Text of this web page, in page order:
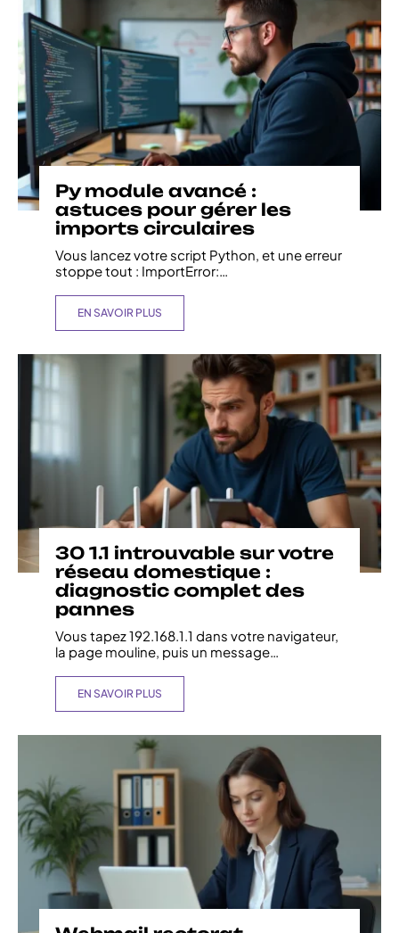
Py module avancé :
astuces pour gérer les
imports circulaires
Vous lancez votre script Python, et une erreur
stoppe tout : ImportError:…
EN SAVOIR PLUS
30 1.1 introuvable sur votre
réseau domestique :
diagnostic complet des
pannes
Vous tapez 192.168.1.1 dans votre navigateur,
la page mouline, puis un message…
EN SAVOIR PLUS